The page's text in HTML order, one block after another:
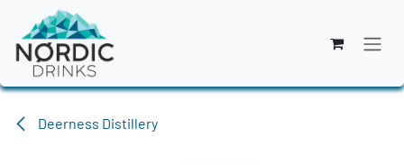
Zum Inhalt springen
Deerness Distillery